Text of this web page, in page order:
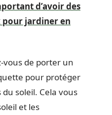
d’avoir des
pour jardiner en
vous de porter un
pour protéger
soleil. Cela vous
et les